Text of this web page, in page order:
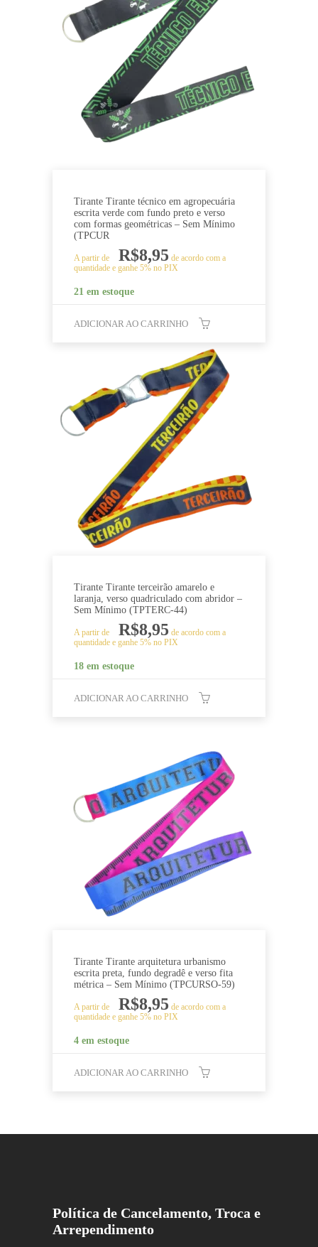
Tirante Tirante técnico em agropecuária
escrita verde com fundo preto e verso
com formas geométricas – Sem Mínimo
(TPCUR
A partir de R$8,95 de acordo com a
quantidade e ganhe 5% no PIX
21 em estoque
ADICIONAR AO CARRINHO
Tirante Tirante terceirão amarelo e
laranja, verso quadriculado com abridor –
Sem Mínimo (TPTERC-44)
A partir de R$8,95 de acordo com a
quantidade e ganhe 5% no PIX
18 em estoque
ADICIONAR AO CARRINHO
Tirante Tirante arquitetura urbanismo
escrita preta, fundo degradê e verso fita
métrica – Sem Mínimo (TPCURSO-59)
A partir de R$8,95 de acordo com a
quantidade e ganhe 5% no PIX
4 em estoque
ADICIONAR AO CARRINHO
Política de Cancelamento, Troca e
Arrependimento